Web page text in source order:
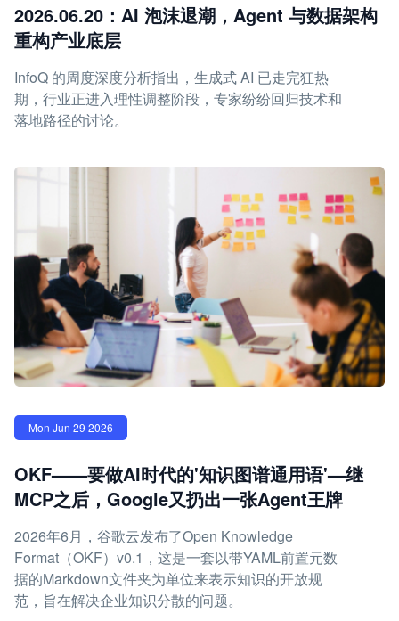
2026.06.20：AI 泡沫退潮，Agent 与数据架构
重构产业底层
InfoQ 的周度深度分析指出，生成式 AI 已走完狂热
期，行业正进入理性调整阶段，专家纷纷回归技术和
落地路径的讨论。
Mon Jun 29 2026
OKF——要做AI时代的'知识图谱通用语'—继
MCP之后，Google又扔出一张Agent王牌
2026年6月，谷歌云发布了Open Knowledge
Format（OKF）v0.1，这是一套以带YAML前置元数
据的Markdown文件夹为单位来表示知识的开放规
范，旨在解决企业知识分散的问题。